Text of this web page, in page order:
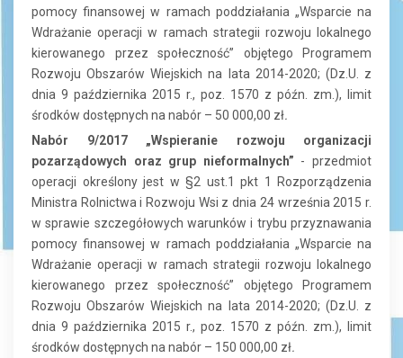
pomocy finansowej w ramach poddziałania „Wsparcie na
Wdrażanie operacji w ramach strategii rozwoju lokalnego
kierowanego przez społeczność” objętego Programem
Rozwoju Obszarów Wiejskich na lata 2014-2020; (Dz.U. z
dnia 9 października 2015 r., poz. 1570 z późn. zm.), limit
środków dostępnych na nabór – 50 000,00 zł.
Nabór 9/2017 „Wspieranie rozwoju organizacji
pozarządowych oraz grup nieformalnych” - przedmiot
operacji określony jest w §2 ust.1 pkt 1 Rozporządzenia
Ministra Rolnictwa i Rozwoju Wsi z dnia 24 września 2015 r.
w sprawie szczegółowych warunków i trybu przyznawania
pomocy finansowej w ramach poddziałania „Wsparcie na
Wdrażanie operacji w ramach strategii rozwoju lokalnego
kierowanego przez społeczność” objętego Programem
Rozwoju Obszarów Wiejskich na lata 2014-2020; (Dz.U. z
dnia 9 października 2015 r., poz. 1570 z późn. zm.), limit
środków dostępnych na nabór – 150 000,00 zł.